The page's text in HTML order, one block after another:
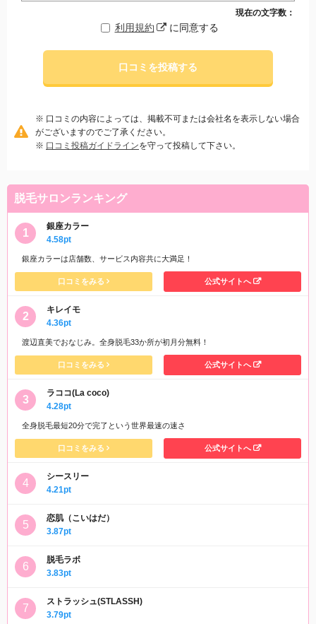
現在の文字数：
利用規約 に同意する
口コミを投稿する
※ 口コミの内容によっては、掲載不可または会社名を表示しない場合
がございますのでご了承ください。
※ 口コミ投稿ガイドラインを守って投稿して下さい。
脱毛サロンランキング
銀座カラー
4.58pt
銀座カラーは店舗数、サービス内容共に大満足！
口コミをみる 公式サイトへ
キレイモ
4.36pt
渡辺直美でおなじみ。全身脱毛33か所が初月分無料！
口コミをみる 公式サイトへ
ラココ(La coco)
4.28pt
全身脱毛最短20分で完了という世界最速の速さ
口コミをみる 公式サイトへ
シースリー
4.21pt
恋肌（こいはだ）
3.87pt
脱毛ラボ
3.83pt
ストラッシュ(STLASSH)
3.79pt